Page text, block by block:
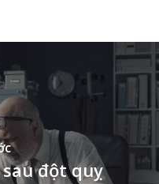
đột quỵ